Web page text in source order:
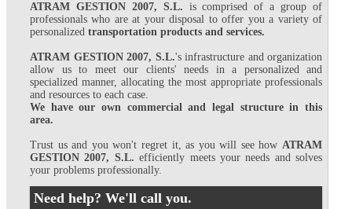
ATRAM GESTION 2007, S.L. is comprised of a group of
professionals who are at your disposal to offer you a variety of
personalized transportation products and services.
ATRAM GESTION 2007, S.L.'s infrastructure and organization
allow us to meet our clients' needs in a personalized and
specialized manner, allocating the most appropriate professionals
and resources to each case.
We have our own commercial and legal structure in this
area.
Trust us and you won't regret it, as you will see how ATRAM
GESTION 2007, S.L. efficiently meets your needs and solves
your problems professionally.
Need help? We'll call you.